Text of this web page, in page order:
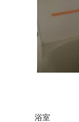
浴室